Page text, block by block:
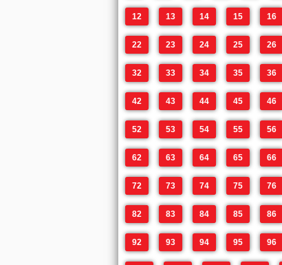
12 13 14 15 16
22 23 24 25 26
32 33 34 35 36
42 43 44 45 46
52 53 54 55 56
62 63 64 65 66
72 73 74 75 76
82 83 84 85 86
92 93 94 95 96